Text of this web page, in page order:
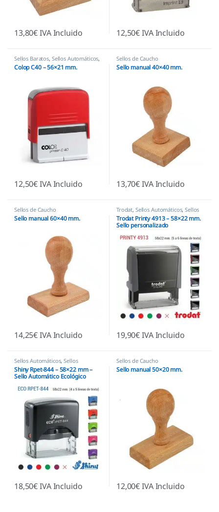
13,80€IVA Incluido 12,50€IVA Incluido
Sellos Baratos, Sellos Automáticos,
Sellos empresas
Colop C40 – 56×21 mm.
12,50€IVA Incluido
Sellos de Caucho
Sello manual 40×40 mm.
13,70€IVA Incluido
Sellos de Caucho
Sello manual 60×40 mm.
14,25€IVA Incluido
Trodat, Sellos Automáticos,Sellos
empresas
Trodat Printy 4913 – 58×22 mm.
Sello personalizado
19,90€IVA Incluido
Sellos Automáticos,Sellos
empresas ,Shiny
Shiny Rpet-844 – 58×22 mm –
Sello Automático Ecológico
18,50€IVA Incluido
Sellos de Caucho
Sello manual 50×20 mm.
12,00€IVA Incluido